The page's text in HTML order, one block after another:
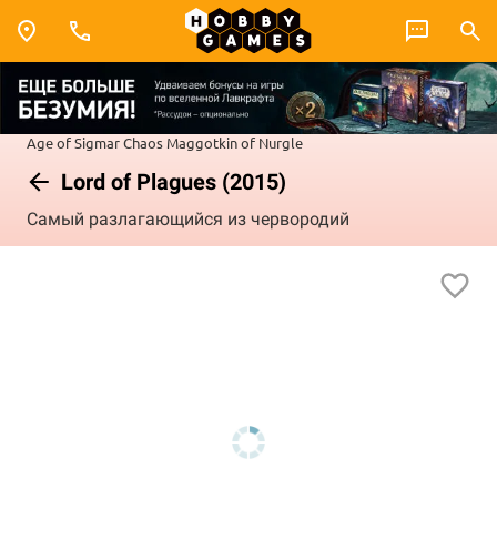
Age of SigmarChaos Maggotkin of Nurgle
Lord of Plagues (2015)
Самый разлагающийся из червородий